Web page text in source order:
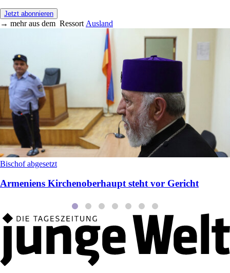
Jetzt abonnieren
→ mehr aus dem Ressort Ausland
Bischof abgesetzt
Armeniens Kirchenoberhaupt steht vor Gericht